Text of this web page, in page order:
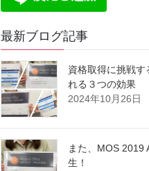
最新ブログ記事
資格取得に挑戦す
れる３つの効果
2024年10月26日
また、MOS 2019
生！